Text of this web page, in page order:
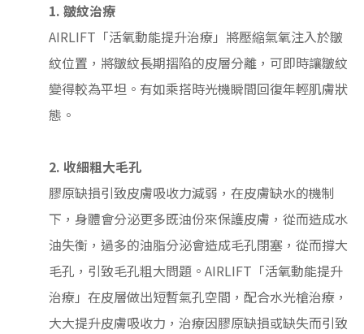
1. 皺紋治療
AIRLIFT「活氧動能提升治療」將壓縮氣氧注入於皺
紋位置，將皺紋長期摺陷的皮層分離，可即時讓皺紋
變得較為平坦。有如乘搭時光機瞬間回復年輕肌膚狀
態。
2. 收細粗大毛孔
膠原缺損引致皮膚吸收力減弱，在皮膚缺水的機制
下，身體會分泌更多既油份來保護皮膚，從而造成水
油失衡，過多的油脂分泌會造成毛孔閉塞，從而撐大
毛孔，引致毛孔粗大問題。AIRLIFT「活氧動能提升
治療」在皮層做出短暫氣孔空間，配合水光槍治療，
大大提升皮膚吸收力，治療因膠原缺損或缺失而引致